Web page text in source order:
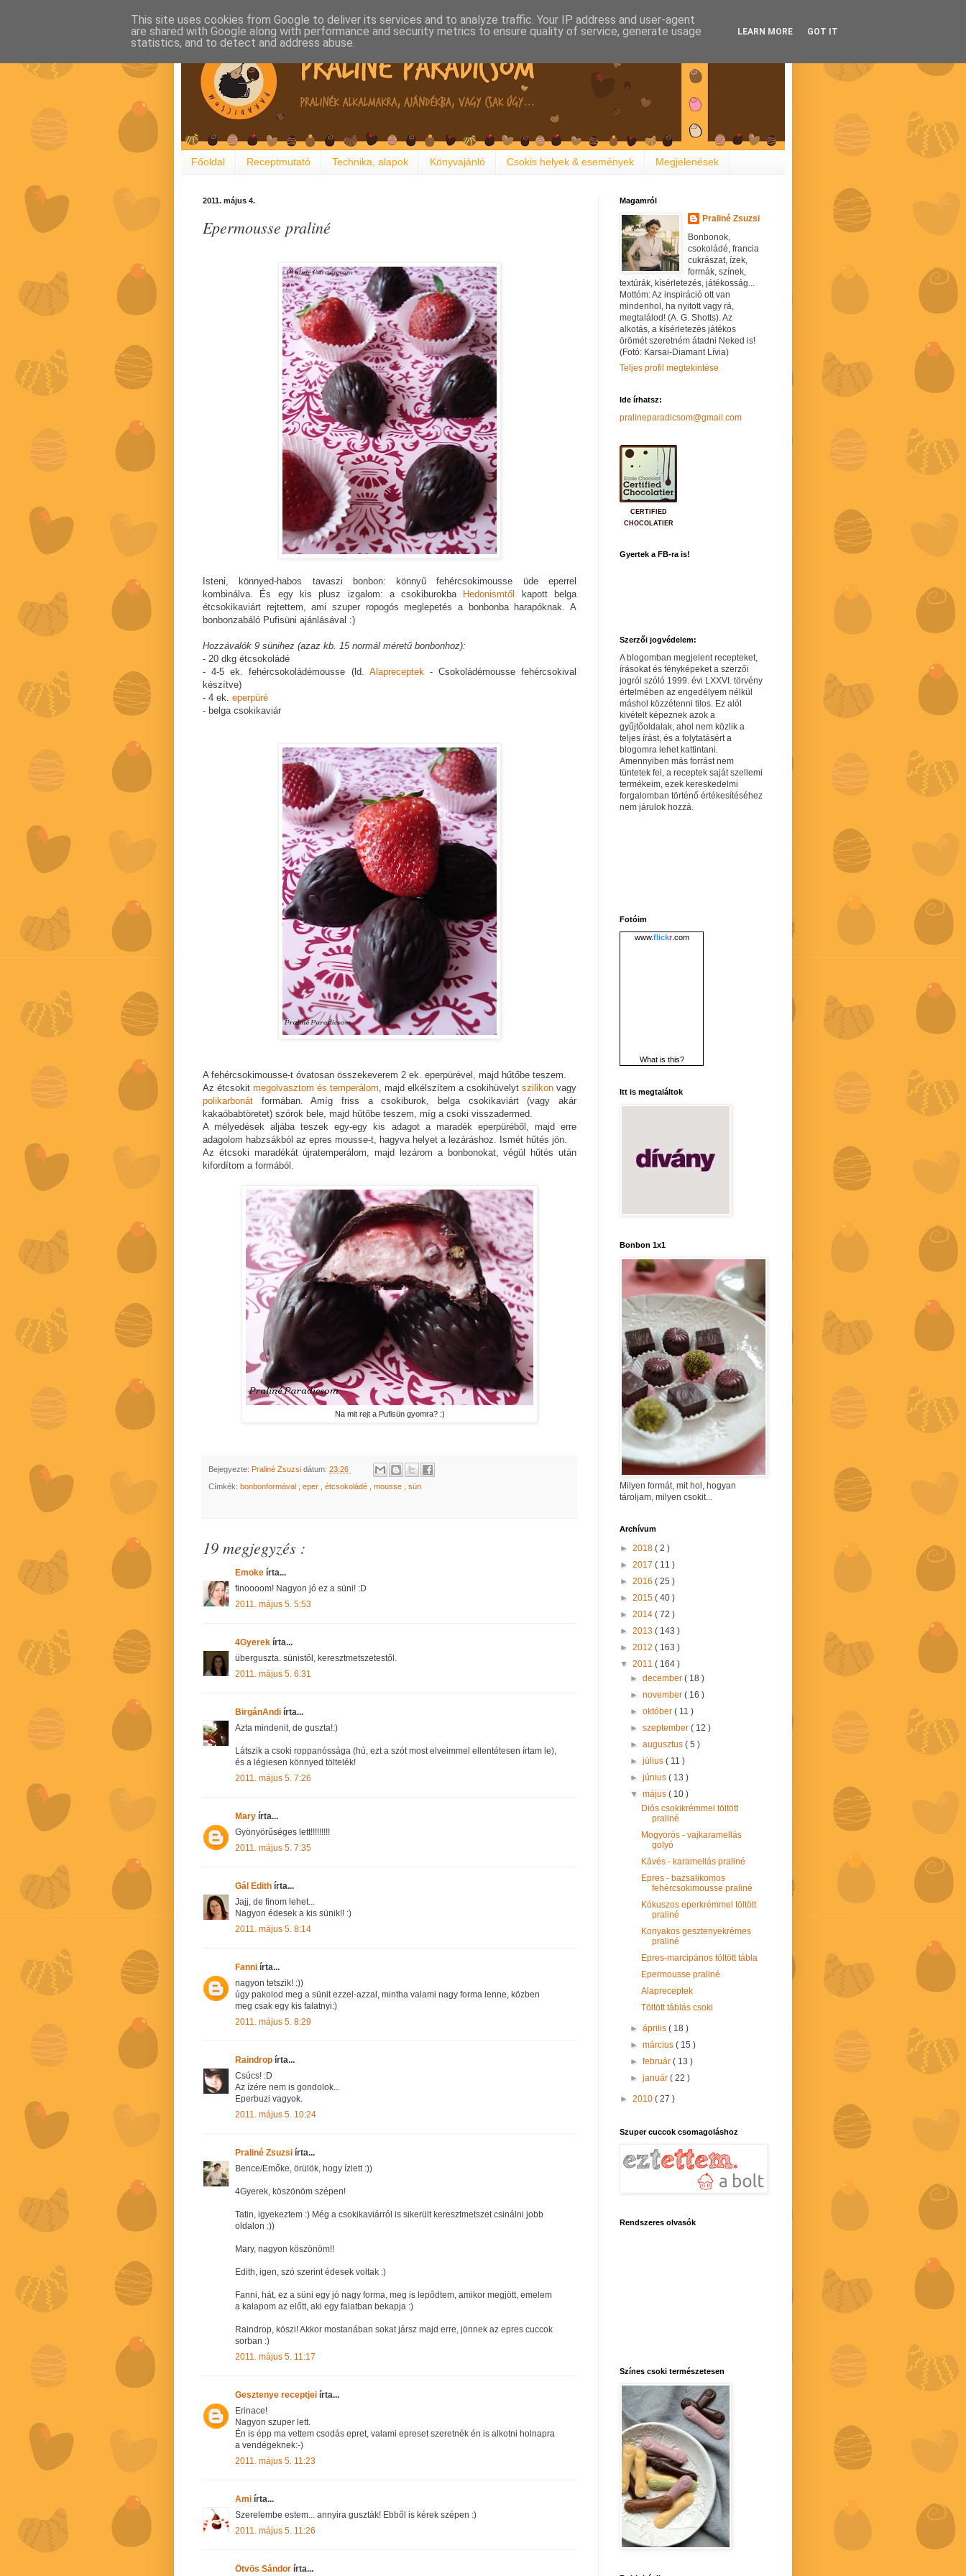
Főoldal Receptmutató Technika, alapok Könyvajánló Csokis helyek & események Megjelenések
2011. május 4.
Epermousse praliné
Isteni, könnyed-habos tavaszi bonbon: könnyű fehércsokimousse üde eperrel
kombinálva. És egy kis plusz izgalom: a csokiburokba
Hedonismtől
kapott belga
étcsokikaviárt rejtettem, ami szuper ropogós meglepetés a bonbonba harapóknak. A
bonbonzabáló Pufisüni ajánlásával :)
Hozzávalók 9 sünihez (azaz kb. 15 normál méretű bonbonhoz):
- 20 dkg étcsokoládé
- 4-5 ek. fehércsokoládémousse (ld. Alapreceptek- Csokoládémousse fehércsokival
készítve)
- 4 ek. eperpüré
- belga csokikaviár
A fehércsokimousse-t óvatosan összekeverem 2 ek. eperpürével, majd hűtőbe teszem.
Az étcsokit megolvasztom és temperálom, majd elkélszítem a csokihüvelyt szilikon vagy
polikarbonát formában. Amíg friss a csokiburok, belga csokikaviárt (vagy akár
kakaóbabtöretet) szórok bele, majd hűtőbe teszem, míg a csoki visszadermed.
A mélyedések aljába teszek egy-egy kis adagot a maradék eperpüréből, majd erre
adagolom habzsákból az epres mousse-t, hagyva helyet a lezáráshoz. Ismét hűtés jön.
Az étcsoki maradékát újratemperálom, majd lezárom a bonbonokat, végül hűtés után
kifordítom a formából.
Na mit rejt a Pufisün gyomra? :)
Bejegyezte: Praliné Zsuzsi dátum: 23:26
Címkék: bonbonformával , eper , étcsokoládé , mousse , sün
19 megjegyzés :
Emoke írta...
finoooom! Nagyon jó ez a süni! :D
2011. május 5. 5:53
4Gyerek írta...
überguszta. sünistől, keresztmetszetestől.
2011. május 5. 6:31
BirgánAndi írta...
Azta mindenit, de guszta!:)
Látszik a csoki roppanóssága (hú, ezt a szót most elveimmel ellentétesen írtam le),
és a légiesen könnyed töltelék!
2011. május 5. 7:26
Mary írta...
Gyönyörűséges lett!!!!!!!!!
2011. május 5. 7:35
Gál Edith írta...
Jajj, de finom lehet...
Nagyon édesek a kis sünik!! :)
2011. május 5. 8:14
Fanni írta...
nagyon tetszik! :))
úgy pakolod meg a sünit ezzel-azzal, mintha valami nagy forma lenne, közben
meg csak egy kis falatnyi:)
2011. május 5. 8:29
Raindrop írta...
Csúcs! :D
Az ízére nem is gondolok...
Eperbuzi vagyok.
2011. május 5. 10:24
Praliné Zsuzsi írta...
Bence/Emőke, örülök, hogy ízlett :))
4Gyerek, köszönöm szépen!
Tatin, igyekeztem :) Még a csokikaviárról is sikerült keresztmetszet csinálni jobb
oldalon :))
Mary, nagyon köszönöm!!
Edith, igen, szó szerint édesek voltak :)
Fanni, hát, ez a süni egy jó nagy forma, meg is lepődtem, amikor megjött, emelem
a kalapom az előtt, aki egy falatban bekapja :)
Raindrop, köszi! Akkor mostanában sokat jársz majd erre, jönnek az epres cuccok
sorban :)
2011. május 5. 11:17
Gesztenye receptjei írta...
Erinace!
Nagyon szuper lett.
Én is épp ma vettem csodás epret, valami epreset szeretnék én is alkotni holnapra
a vendégeknek:-)
2011. május 5. 11:23
Ami írta...
Szerelembe estem... annyira guszták! Ebből is kérek szépen :)
2011. május 5. 11:26
Ötvös Sándor írta...
Magamról
Praliné Zsuzsi
Bonbonok,
csokoládé, francia
cukrászat, ízek,
formák, színek,
textúrák, kísérletezés, játékosság...
Mottóm: Az inspiráció ott van
mindenhol, ha nyitott vagy rá,
megtalálod! (A. G. Shotts). Az
alkotás, a kísérletezés játékos
örömét szeretném átadni Neked is!
(Fotó: Karsai-Diamant Lívia)
Teljes profil megtekintése
Ide írhatsz:
pralineparadicsom@gmail.com
CERTIFIED
CHOCOLATIER
Gyertek a FB-ra is!
Szerzői jogvédelem:
A blogomban megjelent recepteket,
írásokat és fényképeket a szerzői
jogról szóló 1999. évi LXXVI. törvény
értelmében az engedélyem nélkül
máshol közzétenni tilos. Ez alól
kivételt képeznek azok a
gyűjtőoldalak, ahol nem közlik a
teljes írást, és a folytatásért a
blogomra lehet kattintani.
Amennyiben más forrást nem
tüntetek fel, a receptek saját szellemi
termékeim, ezek kereskedelmi
forgalomban történő értékesítéséhez
nem járulok hozzá.
Fotóim
www.flickr.com
What is this?
Itt is megtaláltok
Bonbon 1x1
Milyen formát, mit hol, hogyan
tároljam, milyen csokit...
Archívum
► 2018 ( 2 )
► 2017 ( 11 )
► 2016 ( 25 )
► 2015 ( 40 )
► 2014 ( 72 )
► 2013 ( 143 )
► 2012 ( 163 )
▼ 2011 ( 164 )
►december( 18 )
►november( 16 )
►október( 11 )
►szeptember( 12 )
►augusztus( 5 )
►július( 11 )
►június( 13 )
▼május( 10 )
Diós csokikrémmel töltött
praliné
Mogyorós - vajkaramellás
golyó
Kávés - karamellás praliné
Epres - bazsalikomos
fehércsokimousse praliné
Kókuszos eperkrémmel töltött
praliné
Konyakos gesztenyekrémes
praliné
Epres-marcipános töltött tábla
Epermousse praliné
Alapreceptek
Töltött táblás csoki
►április( 18 )
►március( 15 )
►február( 13 )
►január( 22 )
► 2010 ( 27 )
Szuper cuccok csomagoláshoz
Rendszeres olvasók
Színes csoki természetesen
This site uses cookies from Google to deliver its services and to analyze traffic. Your IP address and user-agent
are shared with Google along with performance and security metrics to ensure quality of service, generate usage
statistics, and to detect and address abuse.
LEARN MORE GOT IT